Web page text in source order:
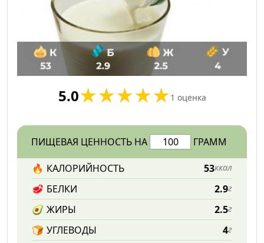
5.0 1 оценка
ПИЩЕВАЯ ЦЕННОСТЬ НА ГРАММ
🔥 КАЛОРИЙНОСТЬ 53ккал
🥩 БЕЛКИ 2.9г
🥑 ЖИРЫ 2.5г
🍞 УГЛЕВОДЫ 4г